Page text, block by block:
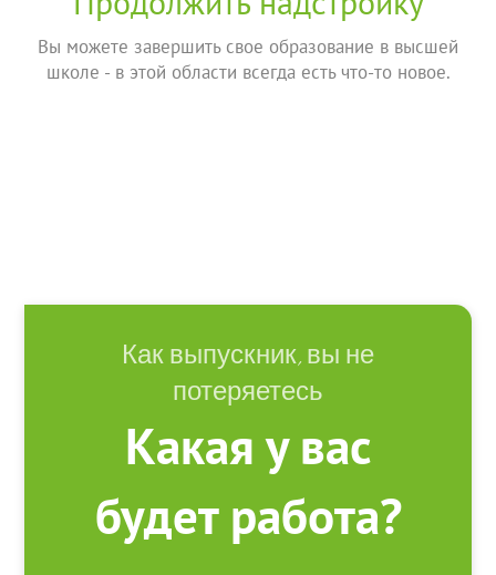
Вы можете завершить свое образование в высшей
школе - в этой области всегда есть что-то новое.
Как выпускник, вы не
потеряетесь
Какая у вас
будет работа?